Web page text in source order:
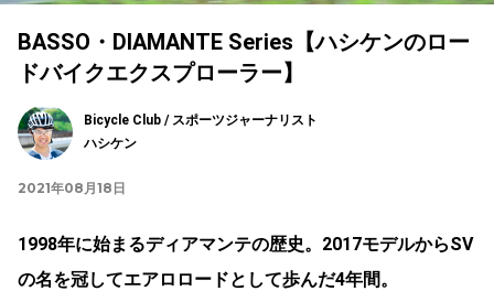
BASSO・DIAMANTE Series【ハシケンのロー
ドバイクエクスプローラー】
Bicycle Club / スポーツジャーナリスト
ハシケン
2021年08月18日
1998年に始まるディアマンテの歴史。2017モデルからSV
の名を冠してエアロロードとして歩んだ4年間。